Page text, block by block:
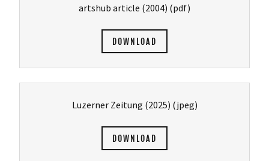
artshub article (2004) (pdf)
DOWNLOAD
Luzerner Zeitung (2025) (jpeg)
DOWNLOAD